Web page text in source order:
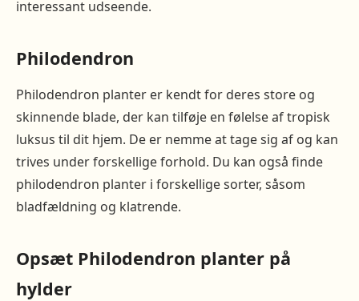
interessant udseende.
Philodendron
Philodendron planter er kendt for deres store og
skinnende blade, der kan tilføje en følelse af tropisk
luksus til dit hjem. De er nemme at tage sig af og kan
trives under forskellige forhold. Du kan også finde
philodendron planter i forskellige sorter, såsom
bladfældning og klatrende.
Opsæt Philodendron planter på
hylder